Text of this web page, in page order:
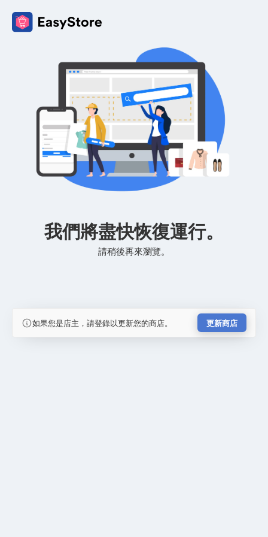
我們將盡快恢復運行。
請稍後再來瀏覽。
如果您是店主，請登錄以更新您的商店。 更新商店